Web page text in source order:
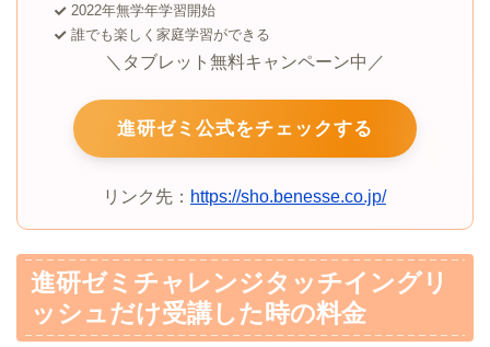
2022年無学年学習開始
誰でも楽しく家庭学習ができる
＼タブレット無料キャンペーン中／
進研ゼミ公式をチェックする
リンク先： https://sho.benesse.co.jp/
進研ゼミチャレンジタッチイングリ
ッシュだけ受講した時の料金